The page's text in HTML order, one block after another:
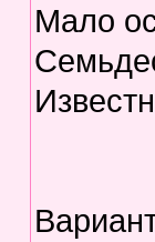
Мало